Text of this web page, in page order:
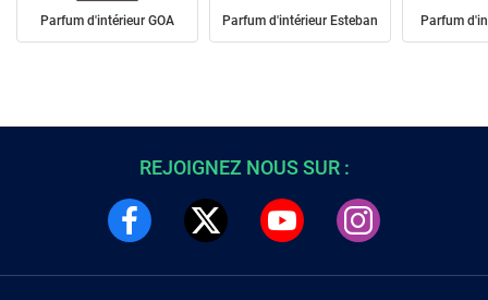
Parfum d'intérieur GOA Parfum d'intérieur Esteban Parfum
REJOIGNEZ NOUS SUR :